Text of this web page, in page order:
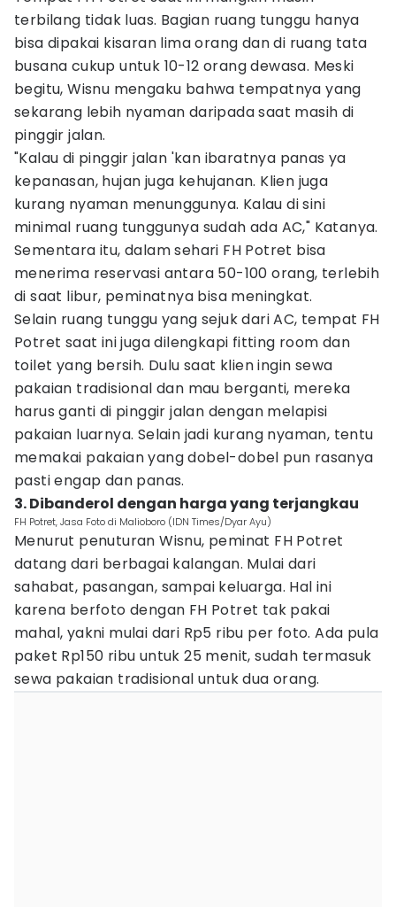
terbilang tidak luas. Bagian ruang tunggu hanya
bisa dipakai kisaran lima orang dan di ruang tata
busana cukup untuk 10-12 orang dewasa. Meski
begitu, Wisnu mengaku bahwa tempatnya yang
sekarang lebih nyaman daripada saat masih di
pinggir jalan.
"Kalau di pinggir jalan 'kan ibaratnya panas ya
kepanasan, hujan juga kehujanan. Klien juga
kurang nyaman menunggunya. Kalau di sini
minimal ruang tunggunya sudah ada AC," Katanya.
Sementara itu, dalam sehari FH Potret bisa
menerima reservasi antara 50-100 orang, terlebih
di saat libur, peminatnya bisa meningkat.
Selain ruang tunggu yang sejuk dari AC, tempat FH
Potret saat ini juga dilengkapi fitting room dan
toilet yang bersih. Dulu saat klien ingin sewa
pakaian tradisional dan mau berganti, mereka
harus ganti di pinggir jalan dengan melapisi
pakaian luarnya. Selain jadi kurang nyaman, tentu
memakai pakaian yang dobel-dobel pun rasanya
pasti engap dan panas.
3. Dibanderol dengan harga yang terjangkau
FH Potret, Jasa Foto di Malioboro (IDN Times/Dyar Ayu)
Menurut penuturan Wisnu, peminat FH Potret
datang dari berbagai kalangan. Mulai dari
sahabat, pasangan, sampai keluarga. Hal ini
karena berfoto dengan FH Potret tak pakai
mahal, yakni mulai dari Rp5 ribu per foto. Ada pula
paket Rp150 ribu untuk 25 menit, sudah termasuk
sewa pakaian tradisional untuk dua orang.